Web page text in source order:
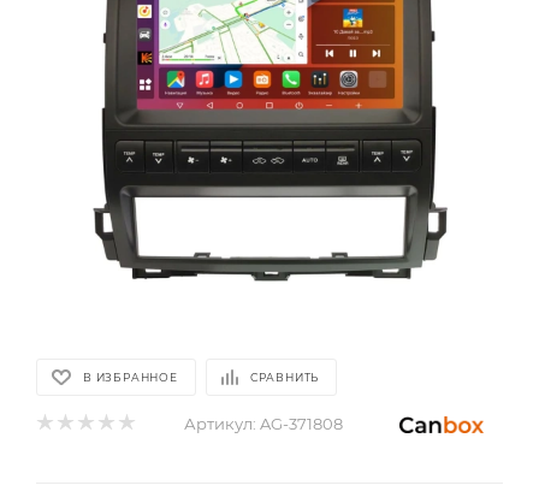
В ИЗБРАННОЕ СРАВНИТЬ
Артикул: AG-371808